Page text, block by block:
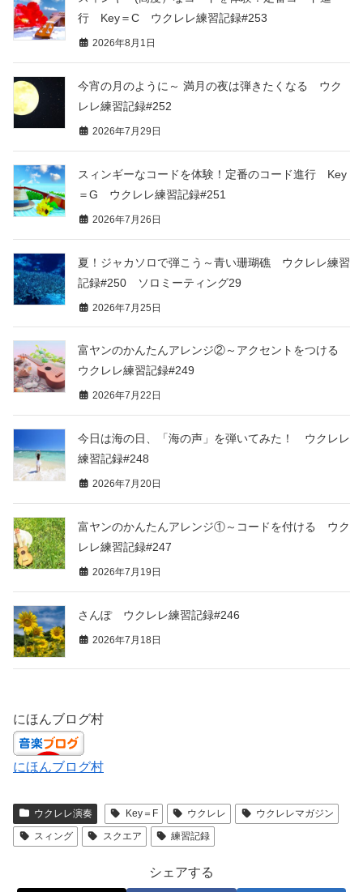
行 Key＝C ウクレレ練習記録#253
2026年8月1日
今宵の月のように～ 満月の夜は弾きたくなる ウク
レレ練習記録#252
2026年7月29日
スィンギーなコードを体験！定番のコード進行 Key
＝G ウクレレ練習記録#251
2026年7月26日
夏！ジャカソロで弾こう～青い珊瑚礁 ウクレレ練習
記録#250 ソロミーティング29
2026年7月25日
富ヤンのかんたんアレンジ②～アクセントをつける
ウクレレ練習記録#249
2026年7月22日
今日は海の日、「海の声」を弾いてみた！ ウクレレ
練習記録#248
2026年7月20日
富ヤンのかんたんアレンジ①～コードを付ける ウク
レレ練習記録#247
2026年7月19日
さんぽ ウクレレ練習記録#246
2026年7月18日
にほんブログ村
にほんブログ村
ウクレレ演奏 Key＝F ウクレレ
ウクレレマガジン
スィング
スクエア 練習記録
シェアする